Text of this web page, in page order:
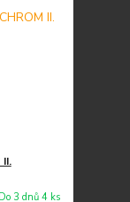
Do 3 dnů 4 ks